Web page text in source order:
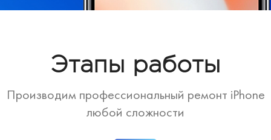
Этапы работы
Производим профессиональный ремонт iPhone
любой сложности